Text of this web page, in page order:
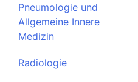
Pneumologie und
Allgemeine Innere
Medizin
Radiologie